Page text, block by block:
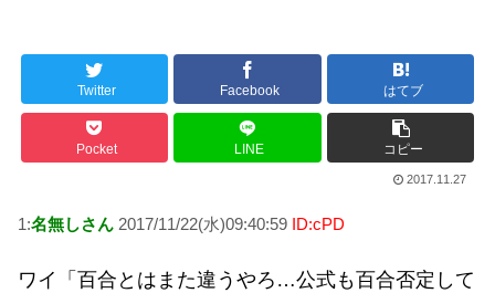
Twitter Facebook はてブ
Pocket LINE コピー
2017.11.27
1:名無しさん 2017/11/22(水)09:40:59 ID:cPD
ワイ「百合とはまた違うやろ…公式も百合否定して